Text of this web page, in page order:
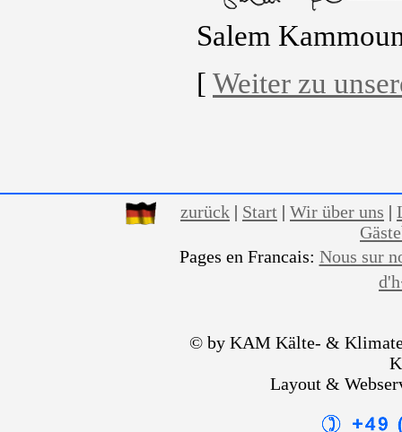
Salem
[ Weiter zu
zurück | Start | Wir über uns |
Pages en Francais: Nous sur
© by KAM Kälte- &
Layout &